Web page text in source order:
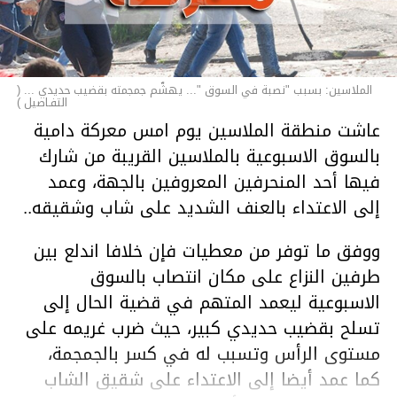
الملاسين: بسبب "نصبة في السوق "... يهشّم جمجمته بقضيب حديدي ... (
التفـاصيل )
عاشت منطقة الملاسين يوم امس معركة دامية
بالسوق الاسبوعية بالملاسين القريبة من شارك
فيها أحد المنحرفين المعروفين بالجهة، وعمد
إلى الاعتداء بالعنف الشديد على شاب وشقيقه..
ووفق ما توفر من معطيات فإن خلافا اندلع بين
طرفين النزاع على مكان انتصاب بالسوق
الاسبوعية ليعمد المتهم في قضية الحال إلى
تسلح بقضيب حديدي كبير، حيث ضرب غريمه على
مستوى الرأس وتسبب له في كسر بالجمجمة،
كما عمد أيضا إلى الاعتداء على شقيق الشاب